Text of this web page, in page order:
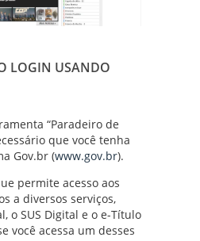
LOGIN USANDO
“Paradeiro de
que você tenha
Gov.br (www.gov.br).
permite acesso aos
a diversos serviços,
o SUS Digital e o e-Título
você acessa um desses